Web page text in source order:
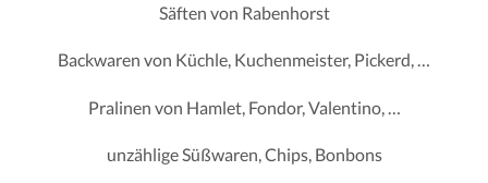
Säften von Rabenhorst
Backwaren von Küchle, Kuchenmeister, Pickerd, …
Pralinen von Hamlet, Fondor, Valentino, …
unzählige Süßwaren, Chips, Bonbons